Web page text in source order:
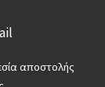
αποστολής